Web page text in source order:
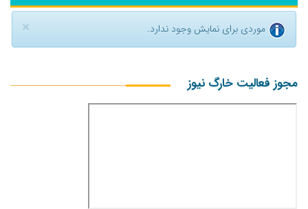
× موردی برای نمایش وجود ندارد.
مجوز فعالیت خارگ نیوز